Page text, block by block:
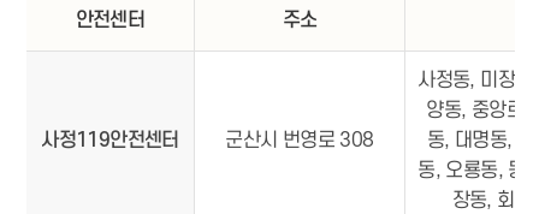
안전센터 주소
사정119안전센터 군산시 번영로 308
사정동, 미장
양동, 중앙로
동, 대명동,
동, 오룡동, 동
장동, 회현